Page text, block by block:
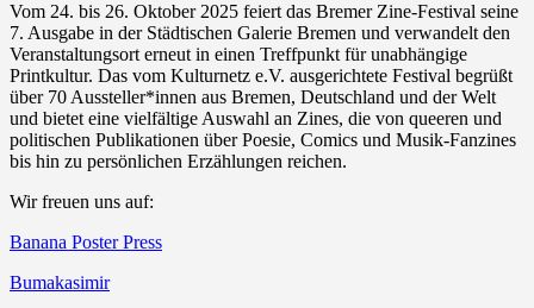
Vom 24. bis 26. Oktober 2025 feiert das Bremer Zine-Festival seine
7. Ausgabe in der Städtischen Galerie Bremen und verwandelt den
Veranstaltungsort erneut in einen Treffpunkt für unabhängige
Printkultur. Das vom Kulturnetz e.V. ausgerichtete Festival begrüßt
über 70 Aussteller*innen aus Bremen, Deutschland und der Welt
und bietet eine vielfältige Auswahl an Zines, die von queeren und
politischen Publikationen über Poesie, Comics und Musik-Fanzines
bis hin zu persönlichen Erzählungen reichen.
Wir freuen uns auf:
Banana Poster Press
Bumakasimir